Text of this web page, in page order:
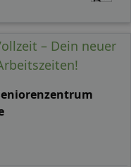
– Dein neuer